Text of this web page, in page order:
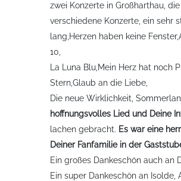
zwei Konzerte in Großharthau,
verschiedene Konzerte, ein sehr
lang,Herzen haben keine
10,
La Luna Blu,Mein Herz hat
Stern,Glaub an die Liebe,
Die neue Wirklichkeit,
hoffnungsvolles Lied und Deine
lachen gebracht. Es war eine
Deiner Fanfamilie in der
Ein großes Dankeschön auch an
Ein super Dankeschön an